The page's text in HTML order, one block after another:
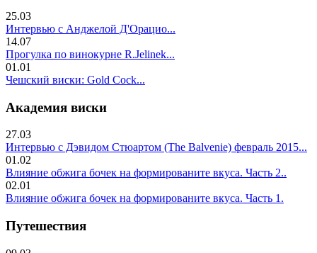
25.03
Интервью с Анджелой Д'Орацио...
14.07
Прогулка по винокурне R.Jelinek...
01.01
Чешский виски: Gold Cock...
Академия виски
27.03
Интервью с Дэвидом Стюартом (The Balvenie) февраль 2015...
01.02
Влияние обжига бочек на формированите вкуса. Часть 2..
02.01
Влияние обжига бочек на формированите вкуса. Часть 1.
Путешествия